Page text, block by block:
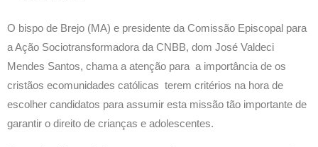
O bispo de Brejo (MA) e presidente da Comissão Episcopal para
a Ação Sociotransformadora da CNBB, dom José Valdeci
Mendes Santos, chama a atenção para a importância de os
cristãos ecomunidades católicas terem critérios na hora de
escolher candidatos para assumir esta missão tão importante de
garantir o direito de crianças e adolescentes.